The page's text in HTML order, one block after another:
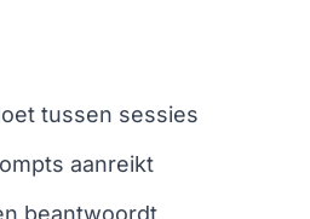
tussen sessies
aanreikt
beantwoordt